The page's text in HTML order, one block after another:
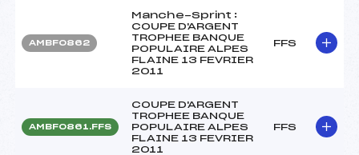
AMBF0862
Manche-Sprint :
COUPE D'ARGENT
TROPHEE BANQUE
POPULAIRE ALPES
FLAINE 13 FEVRIER
2011
FFS
AMBF0861.FFS
COUPE D'ARGENT
TROPHEE BANQUE
POPULAIRE ALPES
FLAINE 13 FEVRIER
2011
FFS